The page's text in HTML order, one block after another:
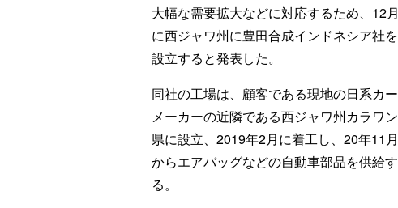
大幅な需要拡大などに対応するため、12月
に西ジャワ州に豊田合成インドネシア社を
設立すると発表した。
同社の工場は、顧客である現地の日系カー
メーカーの近隣である西ジャワ州カラワン
県に設立、2019年2月に着工し、20年11月
からエアバッグなどの自動車部品を供給す
る。